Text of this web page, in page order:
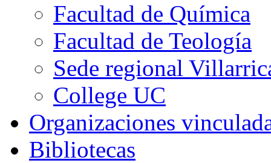
Facultad de Química
Facultad de Teología
Sede regional
College UC
Organizaciones
Bibliotecas